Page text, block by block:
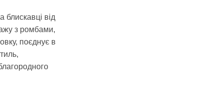
₴.
блискавці від
з ромбами,
поєднує в